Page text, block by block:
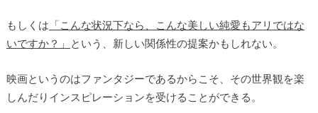
もしくは 「こんな状況下なら、こんな美しい純愛もアリではな
いですか？」
という、新しい関係性の提案かもしれない。
映画というのはファンタジーであるからこそ、その世界観を楽
しんだりインスピレーションを受けることができる。